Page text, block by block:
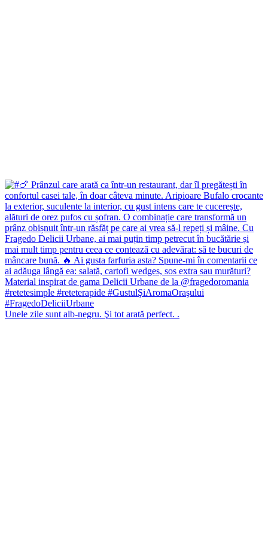
Unele zile sunt alb-negru. Şi tot arată perfect. .